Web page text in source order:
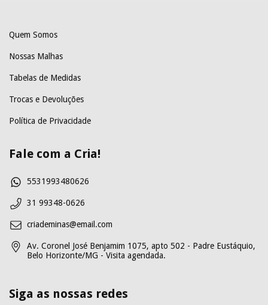
Quem Somos
Nossas Malhas
Tabelas de Medidas
Trocas e Devoluções
Política de Privacidade
Fale com a Cria!
5531993480626
31 99348-0626
criademinas@email.com
Av. Coronel José Benjamim 1075, apto 502 - Padre Eustáquio,
Belo Horizonte/MG - Visita agendada.
Siga as nossas redes